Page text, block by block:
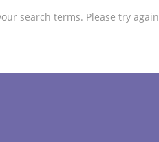
search terms. Please try